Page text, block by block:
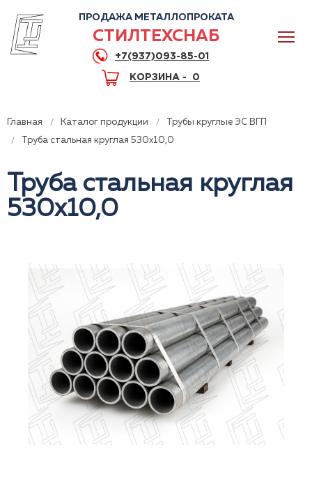
0
ПРОДАЖА МЕТАЛЛОПРОКАТА
СТИЛТЕХСНАБ
+7(937)093-85-01
КОРЗИНА - 0
Главная Каталог продукции
Трубы круглые ЭС ВГП
Труба стальная круглая 530x10,0
Труба стальная круглая
530x10,0